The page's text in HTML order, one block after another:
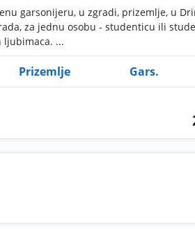
garsonijeru, u zgradi, prizemlje, u
za jednu osobu - studenticu ili
ljubimaca. ...
Prizemlje Gars.